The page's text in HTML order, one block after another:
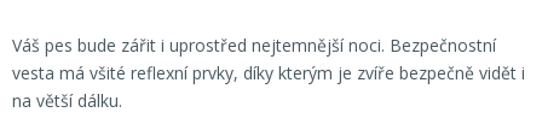
Váš pes bude zářit i uprostřed nejtemnější noci. Bezpečnostní
vesta má všité reflexní prvky, díky kterým je zvíře bezpečně vidět i
na větší dálku.